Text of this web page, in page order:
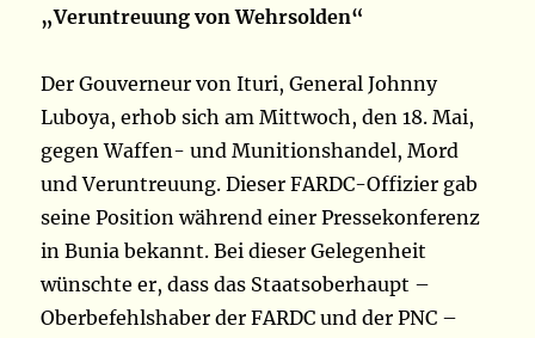
„Veruntreuung von Wehrsolden“
Der Gouverneur von Ituri, General Johnny
Luboya, erhob sich am Mittwoch, den 18. Mai,
gegen Waffen- und Munitionshandel, Mord
und Veruntreuung. Dieser FARDC-Offizier gab
seine Position während einer Pressekonferenz
in Bunia bekannt. Bei dieser Gelegenheit
wünschte er, dass das Staatsoberhaupt –
Oberbefehlshaber der FARDC und der PNC –